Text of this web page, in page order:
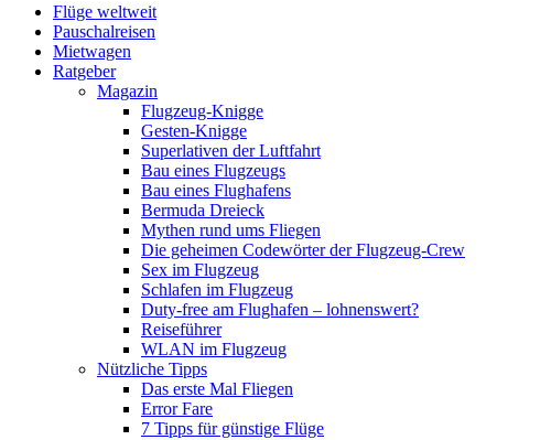
Flüge weltweit
Pauschalreisen
Mietwagen
Ratgeber
Magazin
Flugzeug-Knigge
Gesten-Knigge
Superlativen der Luftfahrt
Bau eines Flugzeugs
Bau eines Flughafens
Bermuda Dreieck
Mythen rund ums Fliegen
Die geheimen Codewörter der Flugzeug-Crew
Sex im Flugzeug
Schlafen im Flugzeug
Duty-free am Flughafen – lohnenswert?
Reiseführer
WLAN im Flugzeug
Nützliche Tipps
Das erste Mal Fliegen
Error Fare
7 Tipps für günstige Flüge